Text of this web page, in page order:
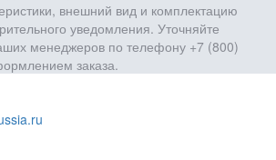
внешний вид и комплектацию
уведомления. Уточняйте
менеджеров по телефону +7 (800)
заказа.